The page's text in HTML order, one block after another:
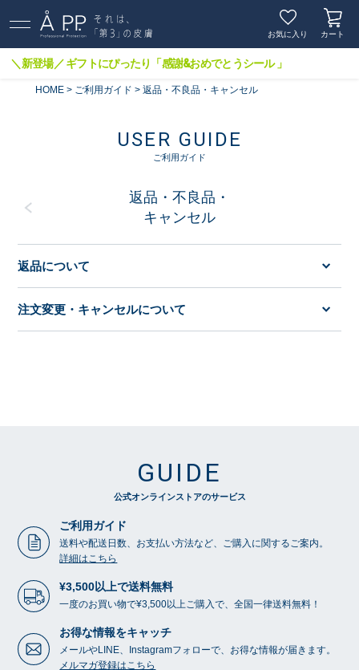
お気に入り カート
＼新登場／ ギフトにぴったり「感謝&おめでとうシール 」
HOME ご利用ガイド 返品・不良品・キャンセル
USER GUIDE
ご利用ガイド
返品・不良品・
キャンセル
返品について
注文変更・キャンセルについて
GUIDE
公式オンラインストアのサービス
ご利用ガイド
送料や配送日数、お支払い方法など、ご購入に関するご案内。
詳細はこちら
¥3,500以上で送料無料
一度のお買い物で¥3,500以上ご購入で、全国一律送料無料！
お得な情報をキャッチ
メールやLINE、Instagramフォローで、お得な情報が届きます。
メルマガ登録はこちら